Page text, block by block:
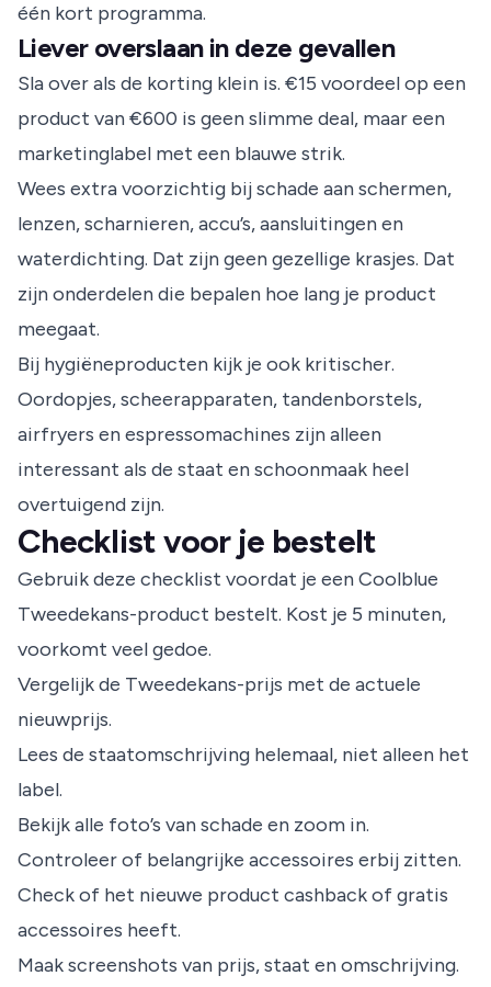
één kort programma.
Liever overslaan in deze gevallen
Sla over als de korting klein is. €15 voordeel op een
product van €600 is geen slimme deal, maar een
marketinglabel met een blauwe strik.
Wees extra voorzichtig bij schade aan schermen,
lenzen, scharnieren, accu’s, aansluitingen en
waterdichting. Dat zijn geen gezellige krasjes. Dat
zijn onderdelen die bepalen hoe lang je product
meegaat.
Bij hygiëneproducten kijk je ook kritischer.
Oordopjes, scheerapparaten, tandenborstels,
airfryers en espressomachines zijn alleen
interessant als de staat en schoonmaak heel
overtuigend zijn.
Checklist voor je bestelt
Gebruik deze checklist voordat je een Coolblue
Tweedekans-product bestelt. Kost je 5 minuten,
voorkomt veel gedoe.
Vergelijk de Tweedekans-prijs met de actuele
nieuwprijs.
Lees de staatomschrijving helemaal, niet alleen het
label.
Bekijk alle foto’s van schade en zoom in.
Controleer of belangrijke accessoires erbij zitten.
Check of het nieuwe product cashback of gratis
accessoires heeft.
Maak screenshots van prijs, staat en omschrijving.